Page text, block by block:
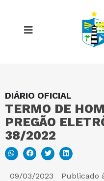
DIÁRIO OFICIAL
TERMO DE
PREGÃO
38/2022
09/03/2023 Publicado
MAPA DO SITE
PORTAL DA
E-SIC